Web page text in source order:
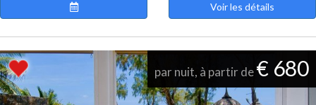
Voir les détails
par nuit, à partir de€ 680